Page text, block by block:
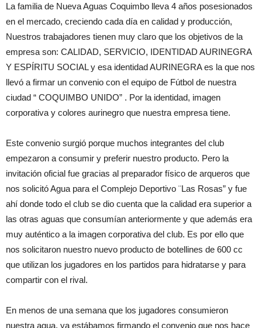
La familia de Nueva Aguas Coquimbo lleva 4 años posesionados
en el mercado, creciendo cada día en calidad y producción,
Nuestros trabajadores tienen muy claro que los objetivos de la
empresa son: CALIDAD, SERVICIO, IDENTIDAD AURINEGRA
Y ESPÍRITU SOCIAL y esa identidad AURINEGRA es la que nos
llevó a firmar un convenio con el equipo de Fútbol de nuestra
ciudad “ COQUIMBO UNIDO” . Por la identidad, imagen
corporativa y colores aurinegro que nuestra empresa tiene.
Este convenio surgió porque muchos integrantes del club
empezaron a consumir y preferir nuestro producto. Pero la
invitación oficial fue gracias al preparador físico de arqueros que
nos solicitó Agua para el Complejo Deportivo ¨Las Rosas” y fue
ahí donde todo el club se dio cuenta que la calidad era superior a
las otras aguas que consumían anteriormente y que además era
muy auténtico a la imagen corporativa del club. Es por ello que
nos solicitaron nuestro nuevo producto de botellines de 600 cc
que utilizan los jugadores en los partidos para hidratarse y para
compartir con el rival.
En menos de una semana que los jugadores consumieron
nuestra agua, ya estábamos firmando el convenio que nos hace